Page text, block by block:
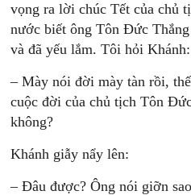
vọng ra lời chúc Tết của chủ
nước biết ông Tôn Đức
và đã yếu lắm. Tôi hỏi Khánh:
– Mày nói đời mày tàn rồi,
cuộc đời của chủ tịch Tôn
không?
Khánh giẫy nẩy lên:
– Đâu được? Ông nói giỡn